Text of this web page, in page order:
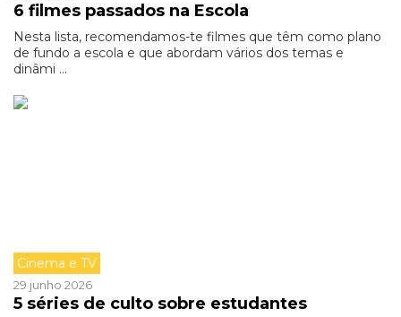
6 filmes passados na Escola
Nesta lista, recomendamos-te filmes que têm como plano
de fundo a escola e que abordam vários dos temas e
dinâmi ...
Cinema e TV
29 junho 2026
5 séries de culto sobre estudantes